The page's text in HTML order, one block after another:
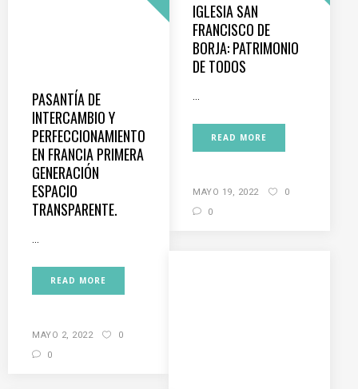
IGLESIA SAN
FRANCISCO DE
BORJA: PATRIMONIO
DE TODOS
READ MORE
MAYO 19, 2022
0
0
PASANTÍA DE
INTERCAMBIO Y
PERFECCIONAMIENTO
EN FRANCIA PRIMERA
GENERACIÓN
ESPACIO
TRANSPARENTE.
READ MORE
MAYO 2, 2022
0
0